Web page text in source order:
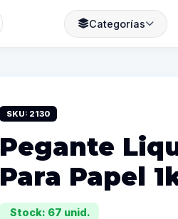
Categorías
SKU: 2130
Pegante
Para Papel
Stock: 67 unid.